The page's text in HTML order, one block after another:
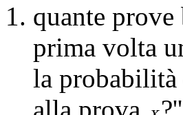
quante
prima volta
la
alla prova